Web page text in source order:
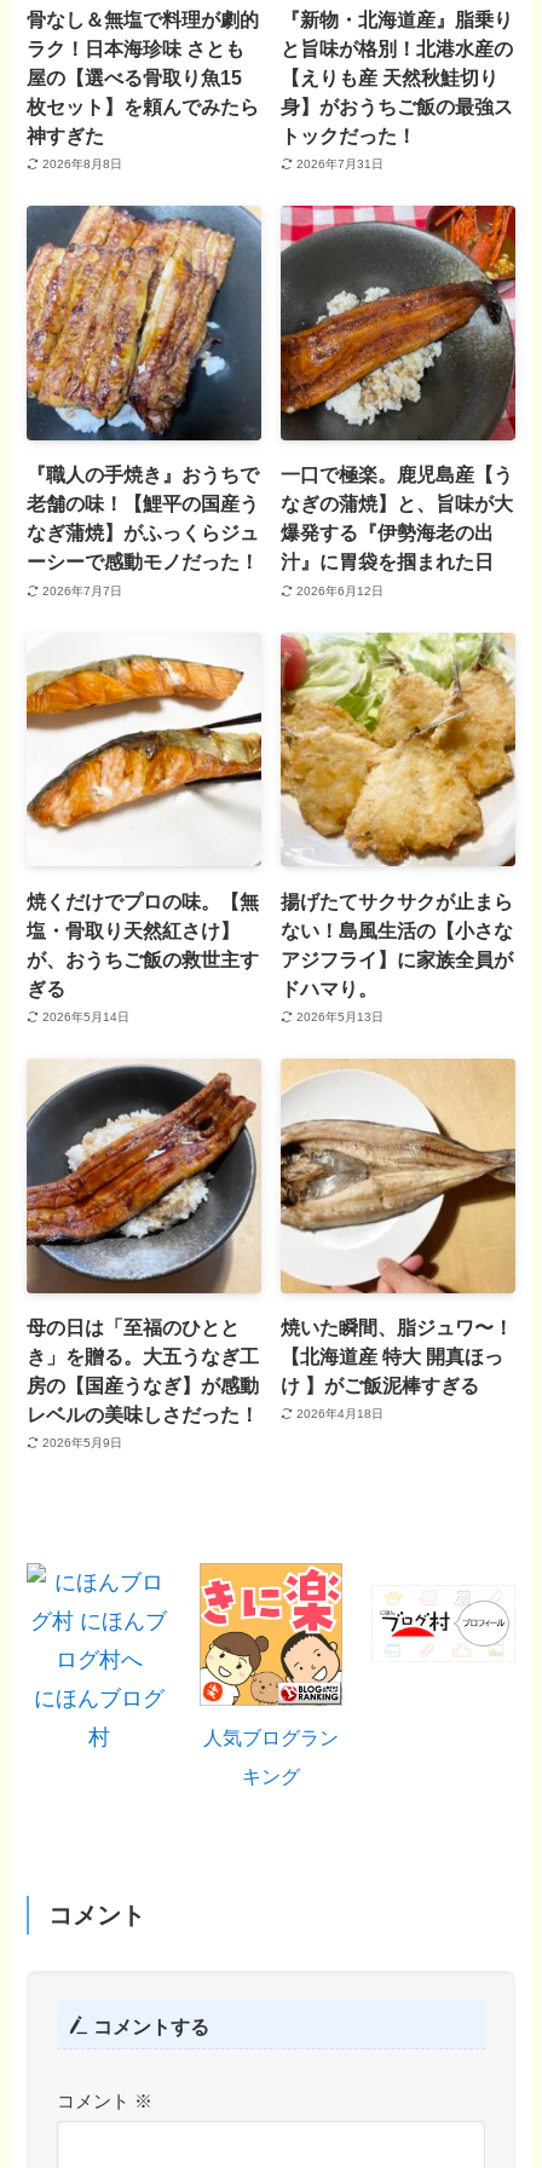
骨なし＆無塩で料理が劇的
ラク！日本海珍味 さとも
屋の【選べる骨取り魚15
枚セット】を頼んでみたら
神すぎた
2026年8月8日
『新物・北海道産』脂乗り
と旨味が格別！北港水産の
【えりも産 天然秋鮭切り
身】がおうちご飯の最強ス
トックだった！
2026年7月31日
『職人の手焼き』おうちで
老舗の味！【鯉平の国産う
なぎ蒲焼】がふっくらジュ
ーシーで感動モノだった！
2026年7月7日
一口で極楽。鹿児島産【う
なぎの蒲焼】と、旨味が大
爆発する『伊勢海老の出
汁』に胃袋を掴まれた日
2026年6月12日
焼くだけでプロの味。【無
塩・骨取り天然紅さけ】
が、おうちご飯の救世主す
ぎる
2026年5月14日
揚げたてサクサクが止まら
ない！島風生活の【小さな
アジフライ】に家族全員が
ドハマり。
2026年5月13日
母の日は「至福のひとと
き」を贈る。大五うなぎ工
房の【国産うなぎ】が感動
レベルの美味しさだった！
2026年5月9日
焼いた瞬間、脂ジュワ〜！
【北海道産 特大 開真ほっ
け 】がご飯泥棒すぎる
2026年4月18日
にほんブログ
村
人気ブログラン
キング
コメント
コメントする
コメント ※